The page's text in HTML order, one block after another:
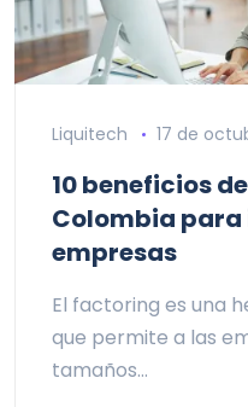
Liquitech 17 de
10 beneficios
Colombia
empresas
El factoring es una
que permite a las
tamaños…